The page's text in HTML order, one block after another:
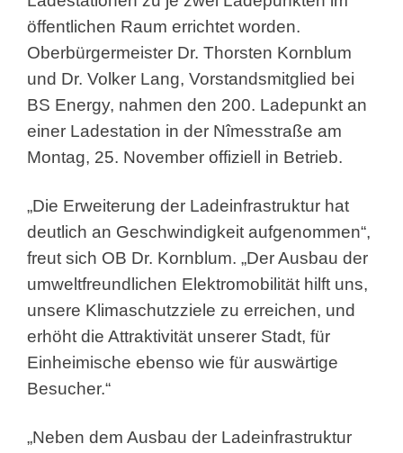
öffentlichen Raum errichtet worden.
Oberbürgermeister Dr. Thorsten Kornblum
und Dr. Volker Lang, Vorstandsmitglied bei
BS Energy, nahmen den 200. Ladepunkt an
einer Ladestation in der Nîmesstraße am
Montag, 25. November offiziell in Betrieb.
„Die Erweiterung der Ladeinfrastruktur hat
deutlich an Geschwindigkeit aufgenommen“,
freut sich OB Dr. Kornblum. „Der Ausbau der
umweltfreundlichen Elektromobilität hilft uns,
unsere Klimaschutzziele zu erreichen, und
erhöht die Attraktivität unserer Stadt, für
Einheimische ebenso wie für auswärtige
Besucher.“
„Neben dem Ausbau der Ladeinfrastruktur